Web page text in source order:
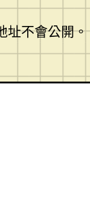
址不會公開。